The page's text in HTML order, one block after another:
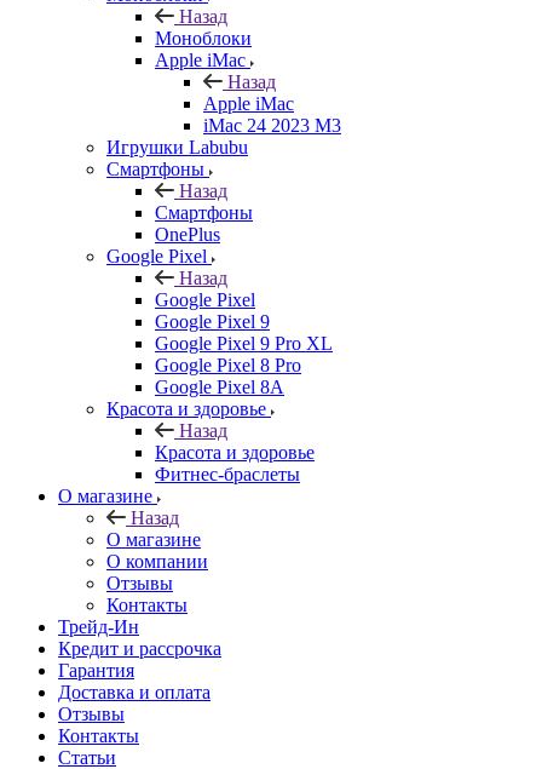
Назад
Моноблоки
Apple iMac
Назад
Apple iMac
iMac 24 2023 M3
Игрушки Labubu
Смартфоны
Назад
Смартфоны
OnePlus
Google Pixel
Назад
Google Pixel
Google Pixel 9
Google Pixel 9 Pro XL
Google Pixel 8 Pro
Google Pixel 8A
Красота и здоровье
Назад
Красота и здоровье
Фитнес-браслеты
О магазине
Назад
О магазине
О компании
Отзывы
Контакты
Трейд-Ин
Кредит и рассрочка
Гарантия
Доставка и оплата
Отзывы
Контакты
Статьи